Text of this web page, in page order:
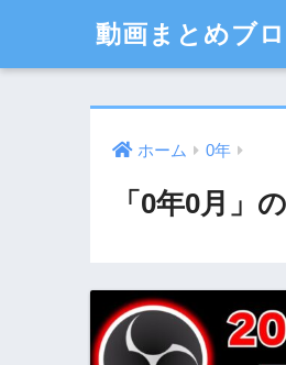
動画まとめブ
ホーム 0年
「0年0月」